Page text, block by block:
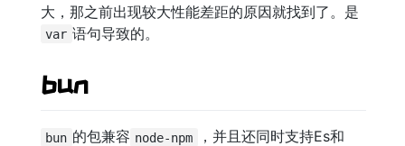
大，那之前出现较大性能差距的原因就找到了。是
var 语句导致的。
bun
bun 的包兼容 node-npm
，并且还同时支持Es和